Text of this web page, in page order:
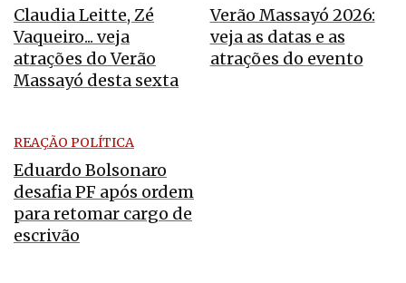
Claudia Leitte, Zé
Vaqueiro... veja
atrações do Verão
Massayó desta sexta
Verão Massayó 2026:
veja as datas e as
atrações do evento
REAÇÃO POLÍTICA
Eduardo Bolsonaro
desafia PF após ordem
para retomar cargo de
escrivão